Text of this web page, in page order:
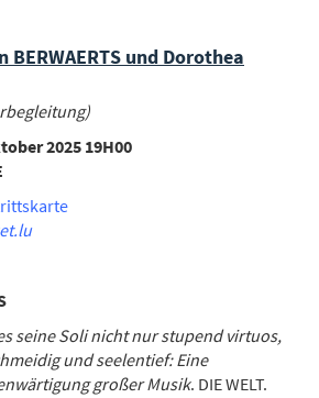
BERWAERTS und Dorothea
)
2025 19H00
seine Soli nicht nur stupend virtuos,
und seelentief: Eine
großer Musik. DIE WELT.